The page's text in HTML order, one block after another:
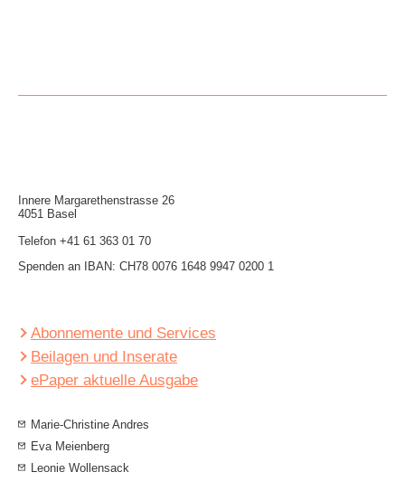
Innere Mar­garethen­strasse 26
4051 Basel
Telefon +41 61 363 01 70
Spenden an IBAN: CH78 0076 1648 9947 0200 1
Abonnemente und Services
Beilagen und Inserate
ePaper aktuelle Ausgabe
Marie-Christine Andres
Eva Meienberg
Leonie Wollensack